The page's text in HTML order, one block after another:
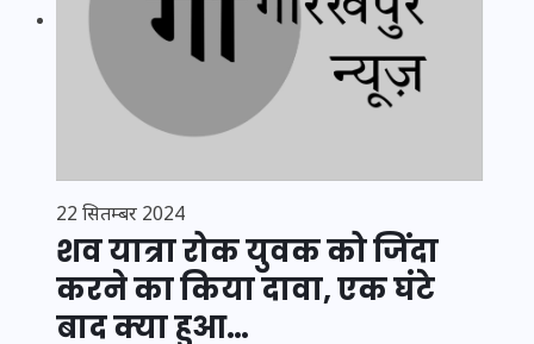
22 सितम्बर 2024
शव यात्रा रोक युवक को जिंदा
करने का किया दावा, एक घंटे
बाद क्या हुआ…